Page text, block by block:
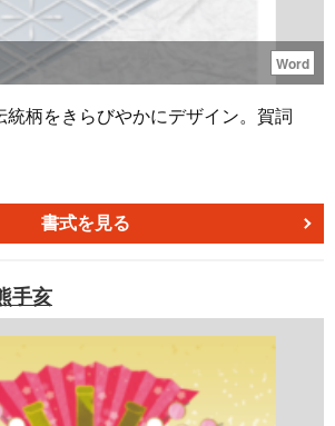
Word
柄をきらびやかにデザイン。賀詞
書式を見る
手亥